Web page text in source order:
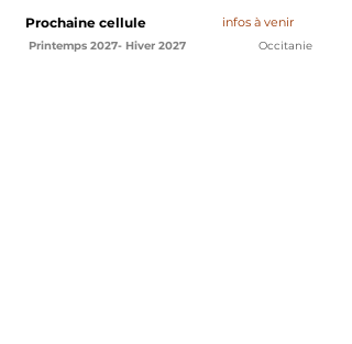
Prochaine cellule
Printemps 2027- Hiver 2027
infos à venir
Occitanie